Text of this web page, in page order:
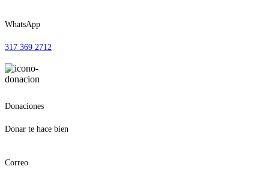
WhatsApp
317 369 2712
Donaciones
Donar te hace bien
Correo